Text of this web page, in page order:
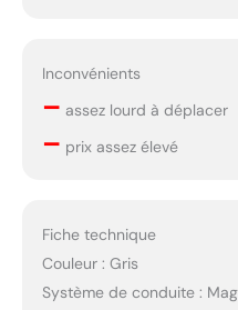
Inconvénients
– assez lourd à déplacer
– prix assez élevé
Fiche technique
Couleur : Gris
Système de conduite :